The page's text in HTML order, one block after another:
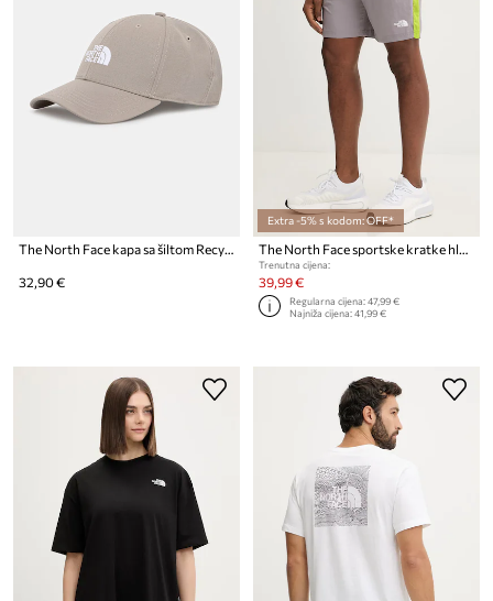
32,90 €
Extra -5% s kodom: OFF*
Trenutna cijena:
39,99 €
Regularna cijena:47,99 €
Najniža cijena:41,99 €